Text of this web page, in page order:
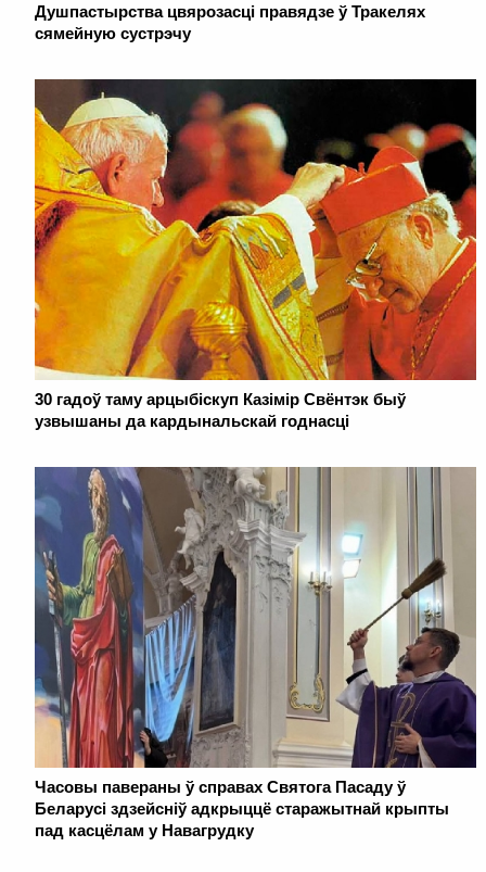
Душпастырства цвярозасці правядзе ў Тракелях
сямейную сустрэчу
30 гадоў таму арцыбіскуп Казімір Свёнтэк быў
узвышаны да кардынальскай годнасці
Часовы павераны ў справах Святога Пасаду ў
Беларусі здзейсніў адкрыццё старажытнай крыпты
пад касцёлам у Навагрудку